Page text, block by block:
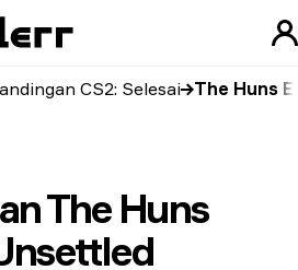
CS2: Selesai The Huns
The Huns